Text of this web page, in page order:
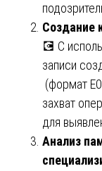
Создание
💽 С
записи
(формат
захват
для
Анализ